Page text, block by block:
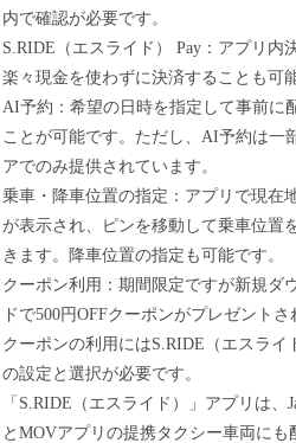
内で確認が必要です。
S.RIDE（エスライド） Pay：アプリ内
楽々現金を使わずに決済することも可
AI予約：希望の日時を指定して事前に
ことが可能です。ただし、AI予約は一
アでのみ提供されています。
乗車・降車位置の指定：アプリで現在
が表示され、ピンを移動して乗車位置
きます。降車位置の指定も可能です。
クーポン利用：期間限定ですが新規ダ
ドで500円OFFクーポンがプレゼントさ
クーポンの利用にはS.RIDE（エスライ
の設定と選択が必要です。
「S.RIDE（エスライド）」アプリは、
とMOVアプリの提携タクシー車両にも